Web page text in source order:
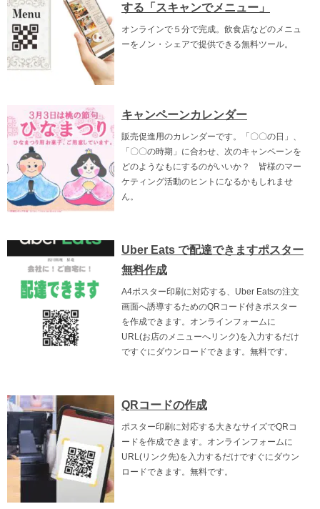
する「スキャンでメニュー」
オンラインで５分で完成。飲食店などのメニュ
ーをノン・シェアで提供できる無料ツール。
キャンペーンカレンダー
販売促進用のカレンダーです。「〇〇の日」、
「〇〇の時期」に合わせ、次のキャンペーンを
どのようなもにするのがいいか？ 皆様のマー
ケティング活動のヒントになるかもしれませ
ん。
Uber Eats で配達できますポスター
無料作成
A4ポスター印刷に対応する、Uber Eatsの注文
画面へ誘導するためのQRコード付きポスター
を作成できます。オンラインフォームに
URL(お店のメニューへリンク)を入力するだけ
ですぐにダウンロードできます。無料です。
QRコードの作成
ポスター印刷に対応する大きなサイズでQRコ
ードを作成できます。オンラインフォームに
URL(リンク先)を入力するだけですぐにダウン
ロードできます。無料です。